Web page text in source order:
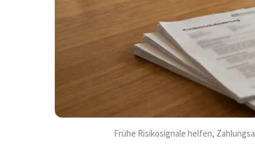
Frühe Risikosignale helfen,